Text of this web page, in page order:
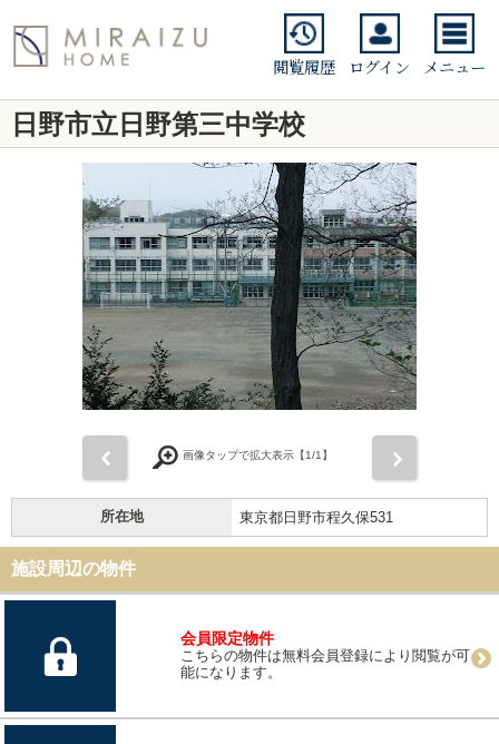
閲覧履歴 ログイン メニュー
日野市立日野第三中学校
画像タップで拡大表示【1/1】
所在地 東京都日野市程久保531
施設周辺の物件
会員限定物件
こちらの物件は無料会員登録により閲覧が可
能になります。